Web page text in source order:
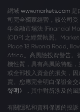
網域 www.markets.com 是
司完全獨家經營，該公司
年金融市場法 (Financial
(ODP) 之經營執照。
Place 18 Rivonia Road,
Africa。高風險投資警告。
機性質，具有高風險特點
或全部投入資金的損失，
賣。您應完全明白保證金
聲明》
，其中對所涉及的
有關隱私和資料保護的投訴